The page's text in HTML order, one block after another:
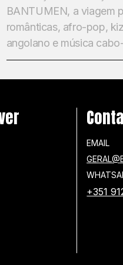
BANTUMEN, a viagem
românticas, afro-pop,
angolano e música
EMAIL
+351